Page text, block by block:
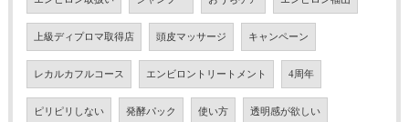
上級ディプロマ取得店 頭皮マッサージ キャンペーン
レカルカフルコース エンビロントリートメント 4周年
ピリピリしない 発酵パック 使い方 透明感が欲しい